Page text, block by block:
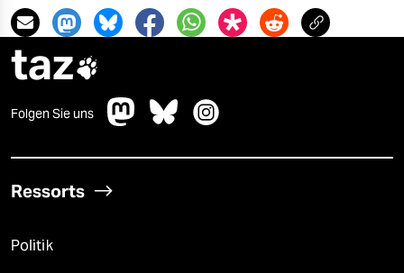
taz
Folgen Sie uns
Ressorts
Politik